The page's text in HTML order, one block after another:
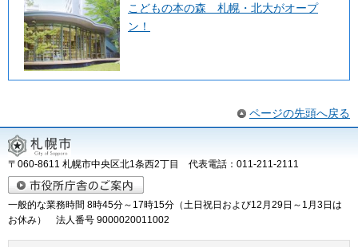
こどもの本の森 札幌・北大がオープ
ン！
ページの先頭へ戻る
〒060-8611 札幌市中央区北1条西2丁目 代表電話：011-211-2111
一般的な業務時間 8時45分～17時15分（土日祝日および12月29日～1月3日は
お休み） 法人番号 9000020011002